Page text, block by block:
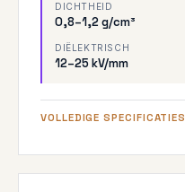
DICHTHEID
0,8–1,2 g/cm³
DIËLEKTRISCH
12–25 kV/mm
VOLLEDIGE SPECIFICATIES